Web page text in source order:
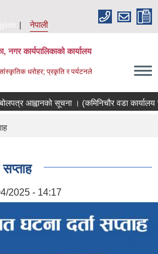
नेपाली
नगर कार्यपालिकाको कार्यालय
सांस्कृतिक धरोहर; प्रकृति र पर्यटनले
आह्वानको सूचना । (कमिनिचौर वडा कार्यालय
2025 - 14:17